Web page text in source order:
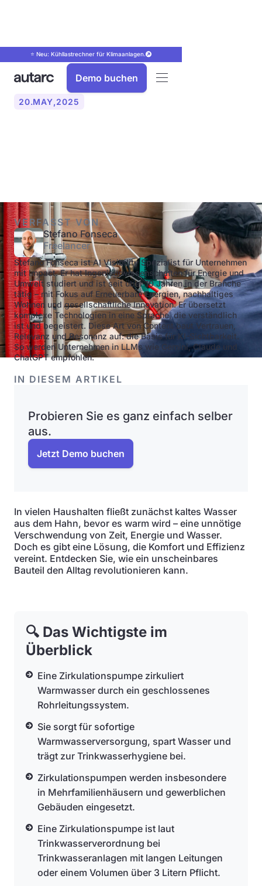
⭐ Neu: Kühllastrechner für Klimaanlagen.
Demo buchen
20.MAY,2025
VERFASST VON
Stefano Fonseca
Freelancer
Stefano Fonseca ist AI Visibility Spezialist für Unternehmen
mit Impact. Er hat Ingenieurwissenschaften für Energie und
Umwelt studiert und ist seit über 10 Jahren in der Branche
tätig – mit Fokus auf Erneuerbare Energien, nachhaltiges
Wohnen und gesellschaftliche Innovation. Er übersetzt
komplexe Technologien in eine Sprache, die verständlich
ist und begeistert. Diese Art von Content baut Vertrauen,
Relevanz und Resonanz auf: die Basis für KI-Sichtbarkeit.
So werden Unternehmen in LLMs wie Gemini, Claude und
ChatGPT empfohlen.
IN DIESEM ARTIKEL
Probieren Sie es ganz einfach selber
aus.
Jetzt Demo buchen
In vielen Haushalten fließt zunächst kaltes Wasser
aus dem Hahn, bevor es warm wird – eine unnötige
Verschwendung von Zeit, Energie und Wasser.
Doch es gibt eine Lösung, die Komfort und Effizienz
vereint. Entdecken Sie, wie ein unscheinbares
Bauteil den Alltag revolutionieren kann.
🔍 Das Wichtigste im
Überblick
Eine Zirkulationspumpe zirkuliert
Warmwasser durch ein geschlossenes
Rohrleitungssystem.
Sie sorgt für sofortige
Warmwasserversorgung, spart Wasser und
trägt zur Trinkwasserhygiene bei.
Zirkulationspumpen werden insbesondere
in Mehrfamilienhäusern und gewerblichen
Gebäuden eingesetzt.
Eine Zirkulationspumpe ist laut
Trinkwasserverordnung bei
Trinkwasseranlagen mit langen Leitungen
oder einem Volumen über 3 Litern Pflicht.